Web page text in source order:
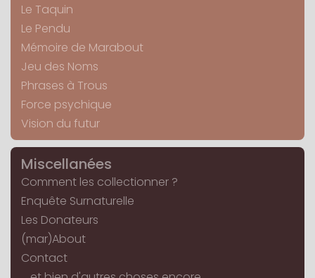
Le Taquin
Le Pendu
Mémoire de Marabout
Jeu des Noms
Phrases à Trous
Force psychique
Vision du futur
Miscellanées
Comment les collectionner ?
Enquête Surnaturelle
Les Donateurs
(mar)About
Contact